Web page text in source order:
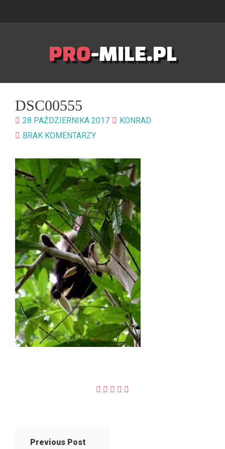
PRO-MILE.PL
DSC00555
28 PAŹDZIERNIKA 2017
KONRAD
BRAK KOMENTARZY
Previous Post